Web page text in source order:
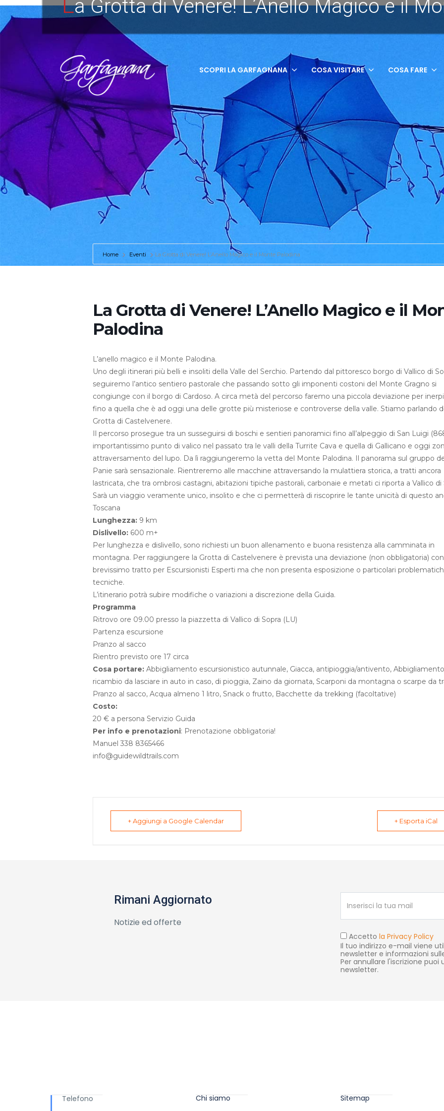
SCOPRI LA GARFAGNANA COSA VISITARE COSA FARE
a Grotta di Venere! L’Anello Magico e il
Home Eventi La Grotta di Venere! L’Anello Magico e il Monte Palodina
La Grotta di Venere! L’Anello Magico e il
Palodina
L’anello magico e il Monte Palodina.
Uno degli itinerari più belli e insoliti della Valle del Serchio. Partendo dal pittoresco borgo di Vallico di
seguiremo l’antico sentiero pastorale che passando sotto gli imponenti costoni del Monte Gragno si
congiunge con il borgo di Cardoso. A circa metà del percorso faremo una piccola deviazione per
fino a quella che è ad oggi una delle grotte più misteriose e controverse della valle. Stiamo parlando
Grotta di Castelvenere.
Il percorso prosegue tra un susseguirsi di boschi e sentieri panoramici fino all’alpeggio di San Luigi
importantissimo punto di valico nel passato tra le valli della Turrite Cava e quella di Gallicano e oggi
attraversamento del lupo. Da lì raggiungeremo la vetta del Monte Palodina. Il panorama sul gruppo
Panie sarà sensazionale. Rientreremo alle macchine attraversando la mulattiera storica, a tratti ancora
lastricata, che tra ombrosi castagni, abitazioni tipiche pastorali, carbonaie e metati ci riporta a Vallico di
Sarà un viaggio veramente unico, insolito e che ci permetterà di riscoprire le tante unicità di questo
Toscana
Lunghezza: 9 km
Dislivello: 600 m+
Per lunghezza e dislivello, sono richiesti un buon allenamento e buona resistenza alla camminata in
montagna. Per raggiungere la Grotta di Castelvenere è prevista una deviazione (non obbligatoria)
brevissimo tratto per Escursionisti Esperti ma che non presenta esposizione o particolari
tecniche.
L’itinerario potrà subire modifiche o variazioni a discrezione della Guida.
Programma
Ritrovo ore 09.00 presso la piazzetta di Vallico di Sopra (LU)
Partenza escursione
Pranzo al sacco
Rientro previsto ore 17 circa
Cosa portare: Abbigliamento escursionistico autunnale, Giacca, antipioggia/antivento,
ricambio da lasciare in auto in caso, di pioggia, Zaino da giornata, Scarponi da montagna o scarpe da
Pranzo al sacco, Acqua almeno 1 litro, Snack o frutto, Bacchette da trekking (facoltative)
Costo:
20 € a persona Servizio Guida
Per info e prenotazioni: Prenotazione obbligatoria!
Manuel 338 8365466
info@guidewildtrails.com
+ Aggiungi a Google Calendar + Esporta iCal
Rimani Aggiornato
Notizie ed offerte
Accetto la Privacy Policy
Il tuo indirizzo e-mail viene
newsletter e informazioni
Per annullare l'iscrizione puoi
newsletter.
Telefono Chi siamo Sitemap